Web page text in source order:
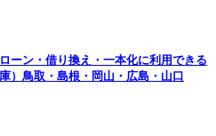
ーン・借り換え・一本化に利用できる
）鳥取・島根・岡山・広島・山口